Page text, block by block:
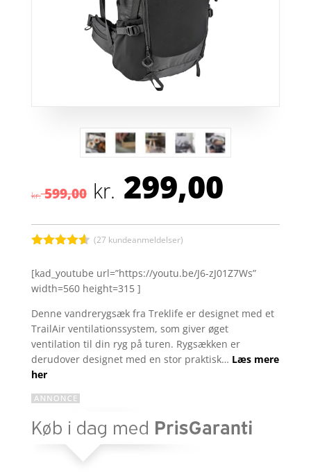
kr.599,00 Den
oprindelige
pris
var:
kr. 599,00.
kr. 299,00Den
pris
er:
ud af 5
baseret
kundebedø
(27 kundeanmeldelser)
[kad_youtube url=”https://youtu.be/J6-zJ01Z7Ws”
width=560 height=315 ]
Denne vandrerygsæk fra Treklife er designet med et
TrailAir ventilationssystem, som giver øget
ventilation til din ryg på turen. Rygsækken er
derudover designet med en stor praktisk… Læs mere
her